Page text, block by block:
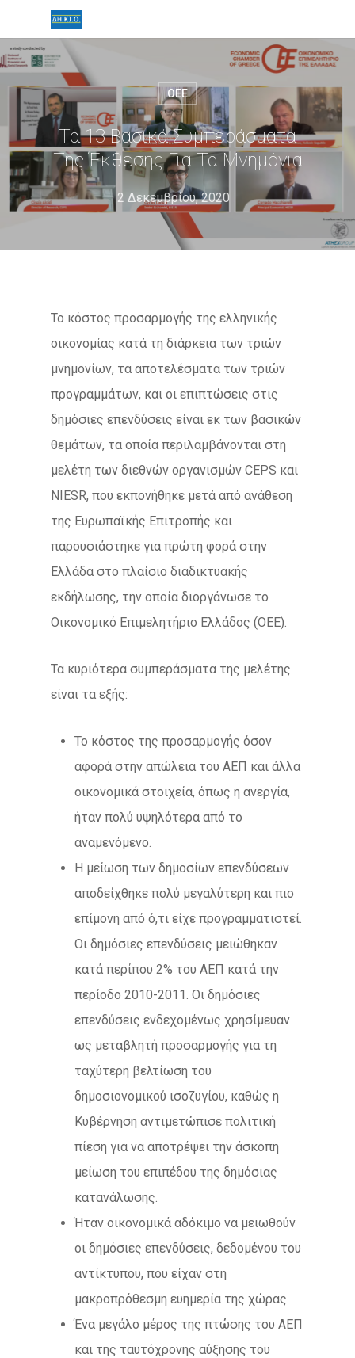
ΟΕΕ
Τα 13 Βασικά Συμπεράσματα
Της Έκθεσης Για Τα Μνημόνια
2 Δεκεμβρίου, 2020
Το κόστος προσαρμογής της ελληνικής
οικονομίας κατά τη διάρκεια των τριών
μνημονίων, τα αποτελέσματα των τριών
προγραμμάτων, και οι επιπτώσεις στις
δημόσιες επενδύσεις είναι εκ των βασικών
θεμάτων, τα οποία περιλαμβάνονται στη
μελέτη των διεθνών οργανισμών CEPS και
NIESR, που εκπονήθηκε μετά από ανάθεση
της Ευρωπαϊκής Επιτροπής και
παρουσιάστηκε για πρώτη φορά στην
Ελλάδα στο πλαίσιο διαδικτυακής
εκδήλωσης, την οποία διοργάνωσε το
Οικονομικό Επιμελητήριο Ελλάδος (ΟΕΕ).
Τα κυριότερα συμπεράσματα της μελέτης
είναι τα εξής:
Το κόστος της προσαρμογής όσον
αφορά στην απώλεια του ΑΕΠ και άλλα
οικονομικά στοιχεία, όπως η ανεργία,
ήταν πολύ υψηλότερα από το
αναμενόμενο.
Η μείωση των δημοσίων επενδύσεων
αποδείχθηκε πολύ μεγαλύτερη και πιο
επίμονη από ό,τι είχε προγραμματιστεί.
Οι δημόσιες επενδύσεις μειώθηκαν
κατά περίπου 2% του ΑΕΠ κατά την
περίοδο 2010-2011. Οι δημόσιες
επενδύσεις ενδεχομένως χρησίμευαν
ως μεταβλητή προσαρμογής για τη
ταχύτερη βελτίωση του
δημοσιονομικού ισοζυγίου, καθώς η
Κυβέρνηση αντιμετώπισε πολιτική
πίεση για να αποτρέψει την άσκοπη
μείωση του επιπέδου της δημόσιας
κατανάλωσης.
Ήταν οικονομικά αδόκιμο να μειωθούν
οι δημόσιες επενδύσεις, δεδομένου του
αντίκτυπου, που είχαν στη
μακροπρόθεσμη ευημερία της χώρας.
Ένα μεγάλο μέρος της πτώσης του ΑΕΠ
και της ταυτόχρονης αύξησης του